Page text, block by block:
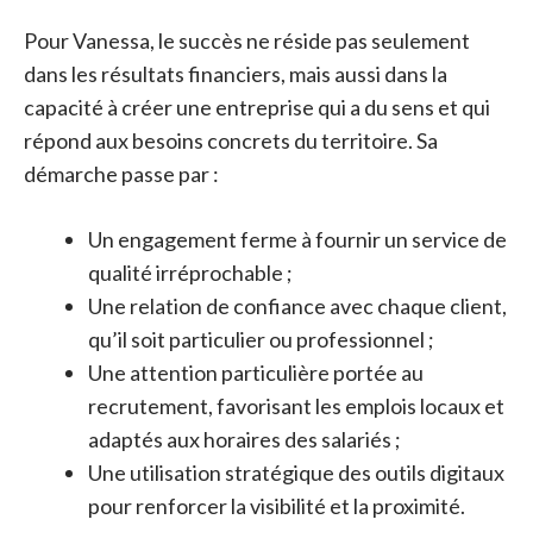
Pour Vanessa, le succès ne réside pas seulement
dans les résultats financiers, mais aussi dans la
capacité à créer une entreprise qui a du sens et qui
répond aux besoins concrets du territoire. Sa
démarche passe par :
Un engagement ferme à fournir un service de
qualité irréprochable ;
Une relation de confiance avec chaque client,
qu’il soit particulier ou professionnel ;
Une attention particulière portée au
recrutement, favorisant les emplois locaux et
adaptés aux horaires des salariés ;
Une utilisation stratégique des outils digitaux
pour renforcer la visibilité et la proximité.